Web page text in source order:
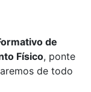
de
Físico, ponte
de todo